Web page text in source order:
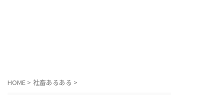
HOME > 社畜あるある >